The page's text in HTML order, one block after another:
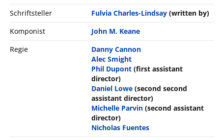
Schriftsteller
Fulvia Charles-Lindsay (written by)
Komponist
John M. Keane
Regie
Danny Cannon
Alec Smight
Phil Dupont (first assistant
director)
Daniel Lowe (second second
assistant director)
Michelle Parvin (second assistant
director)
Nicholas Fuentes